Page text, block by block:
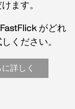
ます。
がどれ
ください。
に詳しく